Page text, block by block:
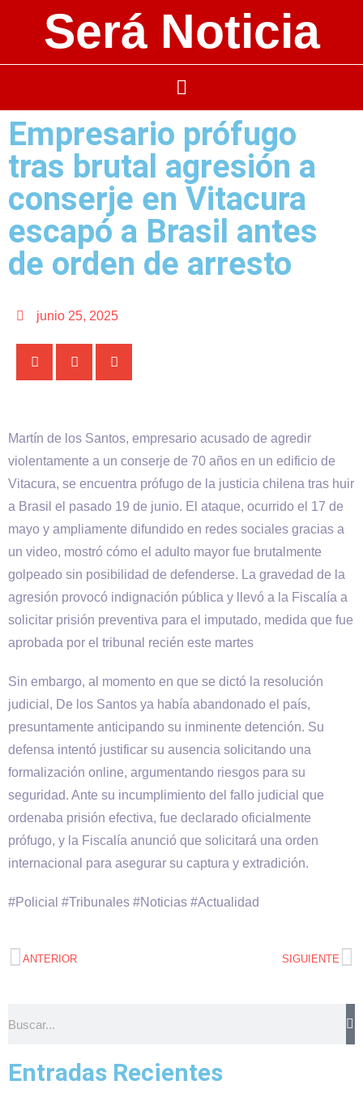
Será Noticia
Empresario prófugo
tras brutal agresión a
conserje en Vitacura
escapó a Brasil antes
de orden de arresto
junio 25, 2025
Martín de los Santos, empresario acusado de agredir
violentamente a un conserje de 70 años en un edificio de
Vitacura, se encuentra prófugo de la justicia chilena tras huir
a Brasil el pasado 19 de junio. El ataque, ocurrido el 17 de
mayo y ampliamente difundido en redes sociales gracias a
un video, mostró cómo el adulto mayor fue brutalmente
golpeado sin posibilidad de defenderse. La gravedad de la
agresión provocó indignación pública y llevó a la Fiscalía a
solicitar prisión preventiva para el imputado, medida que fue
aprobada por el tribunal recién este martes
Sin embargo, al momento en que se dictó la resolución
judicial, De los Santos ya había abandonado el país,
presuntamente anticipando su inminente detención. Su
defensa intentó justificar su ausencia solicitando una
formalización online, argumentando riesgos para su
seguridad. Ante su incumplimiento del fallo judicial que
ordenaba prisión efectiva, fue declarado oficialmente
prófugo, y la Fiscalía anunció que solicitará una orden
internacional para asegurar su captura y extradición.
#Policial #Tribunales #Noticias #Actualidad
ANTERIOR SIGUIENTE
Entradas Recientes